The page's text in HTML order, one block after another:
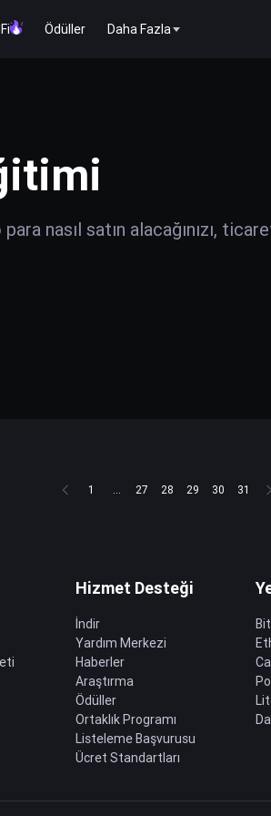
Ödüller Daha Fazla
nasıl satın alacağınızı,
1 ... 27 28 29 30 31
Hizmet Desteği
İndir
Yardım Merkezi
Haberler
Araştırma
Ödüller
Ortaklık Programı
Listeleme Başvurusu
Ücret Standartları